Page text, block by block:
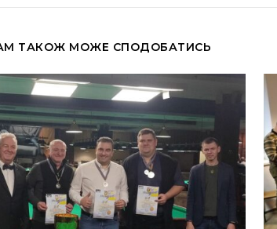
ТАКОЖ МОЖЕ СПОДОБАТИСЬ